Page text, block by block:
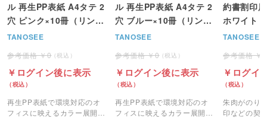
ル 再生PP表紙 A4タテ 2
穴 ピンク×10冊（リング
内径25mm 背幅30mm）
TANOSEE
0
ログイン後に表示
再生PP表紙で環境対応のオ
フィスに映えるカラー展開の
ル 再生PP表紙 A4タテ 2
穴 ブルー×10冊（リング
内径25mm 背幅30mm）
TANOSEE
0
ログイン後に表示
再生PP表紙で環境対応のオ
フィスに映えるカラー展開の
約書割印
ホワイト
TANOSEE
ログイ
朱肉がのり
印などの契